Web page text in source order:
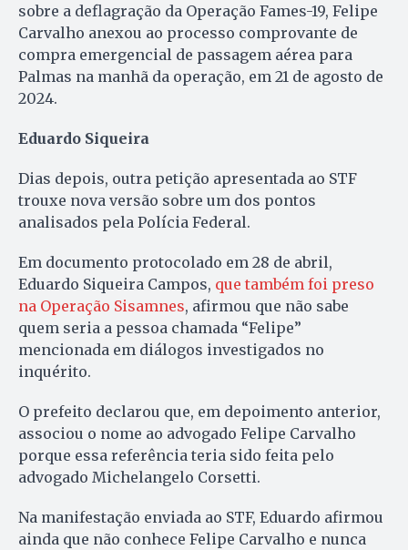
sobre a deflagração da Operação Fames-19, Felipe
Carvalho anexou ao processo comprovante de
compra emergencial de passagem aérea para
Palmas na manhã da operação, em 21 de agosto de
2024.
Eduardo Siqueira
Dias depois, outra petição apresentada ao STF
trouxe nova versão sobre um dos pontos
analisados pela Polícia Federal.
Em documento protocolado em 28 de abril,
Eduardo Siqueira Campos, que também foi preso
na Operação Sisamnes, afirmou que não sabe
quem seria a pessoa chamada “Felipe”
mencionada em diálogos investigados no
inquérito.
O prefeito declarou que, em depoimento anterior,
associou o nome ao advogado Felipe Carvalho
porque essa referência teria sido feita pelo
advogado Michelangelo Corsetti.
Na manifestação enviada ao STF, Eduardo afirmou
ainda que não conhece Felipe Carvalho e nunca